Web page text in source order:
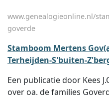
www.genealogieonline.nl/
goverde
Stamboom Mertens
Terheijden-S'buiten-
Een publicatie door Kees
over oa. de families